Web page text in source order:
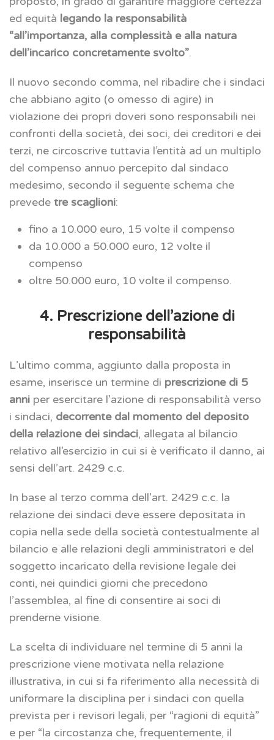
ed equità legando la responsabilità
“all’importanza, alla complessità e alla natura
dell’incarico concretamente svolto”.
Il nuovo secondo comma, nel ribadire che i sindaci
che abbiano agito (o omesso di agire) in
violazione dei propri doveri sono responsabili nei
confronti della società, dei soci, dei creditori e dei
terzi, ne circoscrive tuttavia l’entità ad un multiplo
del compenso annuo percepito dal sindaco
medesimo, secondo il seguente schema che
prevede tre scaglioni:
fino a 10.000 euro, 15 volte il compenso
da 10.000 a 50.000 euro, 12 volte il
compenso
oltre 50.000 euro, 10 volte il compenso.
4. Prescrizione dell’azione di
responsabilità
L’ultimo comma, aggiunto dalla proposta in
esame, inserisce un termine di prescrizione di 5
anni per esercitare l’azione di responsabilità verso
i sindaci, decorrente dal momento del deposito
della relazione dei sindaci, allegata al bilancio
relativo all’esercizio in cui si è verificato il danno, ai
sensi dell’art. 2429 c.c.
In base al terzo comma dell’art. 2429 c.c. la
relazione dei sindaci deve essere depositata in
copia nella sede della società contestualmente al
bilancio e alle relazioni degli amministratori e del
soggetto incaricato della revisione legale dei
conti, nei quindici giorni che precedono
l’assemblea, al fine di consentire ai soci di
prenderne visione.
La scelta di individuare nel termine di 5 anni la
prescrizione viene motivata nella relazione
illustrativa, in cui si fa riferimento alla necessità di
uniformare la disciplina per i sindaci con quella
prevista per i revisori legali, per “ragioni di equità”
e per “la circostanza che, frequentemente, il